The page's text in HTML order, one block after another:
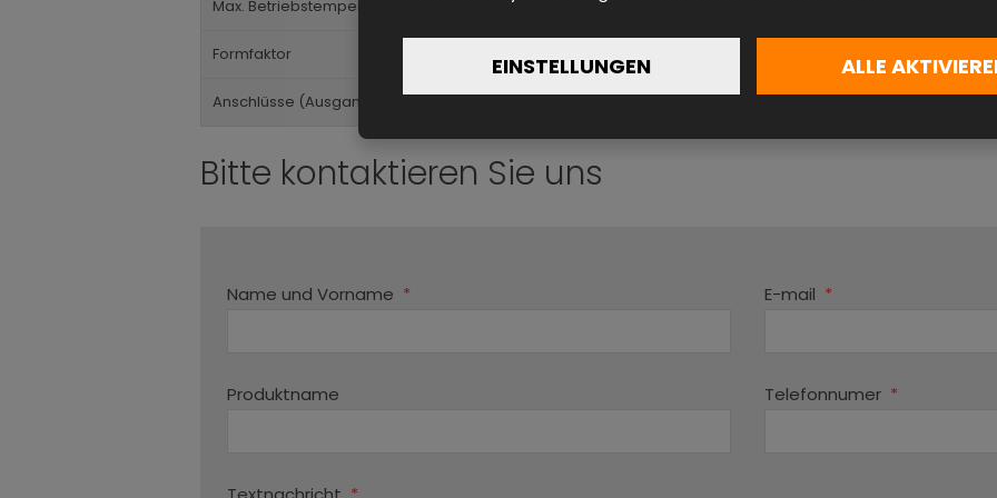
Max. Betriebstemperatur
Formfaktor
Anschlüsse (Ausgang) Vorne
Bitte kontaktieren Sie uns
Name und Vorname *
Produktname
E-mail *
Telefonnumer *
EINSTELLUNGEN ALLE